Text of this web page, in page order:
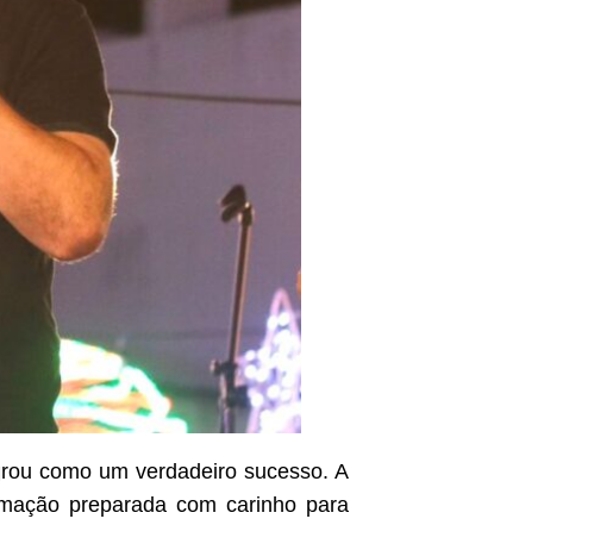
como um verdadeiro sucesso. A
preparada com carinho para